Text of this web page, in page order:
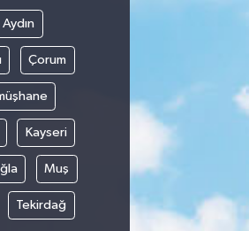
Aydın
Çorum
Kayseri
Muş
Tekirdağ